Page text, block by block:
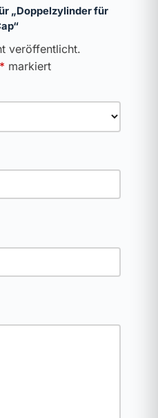
„Doppelzylinder für
veröffentlicht.
* markiert